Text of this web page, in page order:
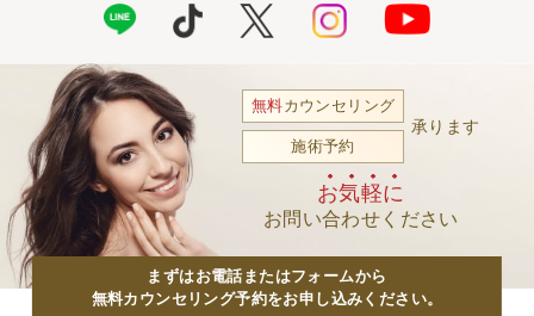
無料カウンセリング
施術予約
承ります
お気軽に
お問い合わせください
まずはお電話またはフォームから
無料カウンセリング予約をお申し込みください。